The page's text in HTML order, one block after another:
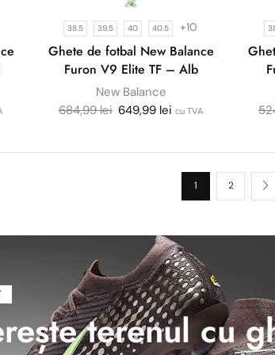
38.5 39.5 40 40.5 +10
Ghete de fotbal New Balance
Furon V9 Elite TF – Alb
New Balance
684,99lei 649,99 lei cu TVA
1 2
terenul cu